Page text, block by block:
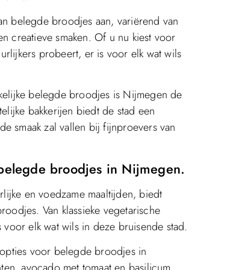
belegde broodjes aan, variërend van
creatieve smaken. Of u nu kiest voor
probeert, er is voor elk wat wils
belegde broodjes is Nijmegen de
bakkerijen biedt de stad een
smaak zal vallen bij fijnproevers van
broodjes in Nijmegen.
en voedzame maaltijden, biedt
Van klassieke vegetarische
elk wat wils in deze bruisende stad.
voor belegde broodjes in